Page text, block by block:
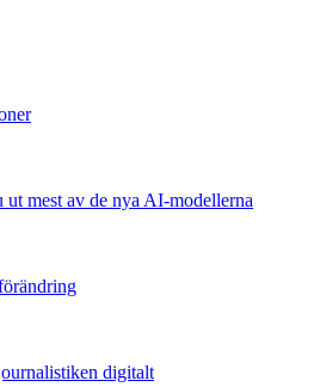
mest av de nya AI-modellerna
digitalt